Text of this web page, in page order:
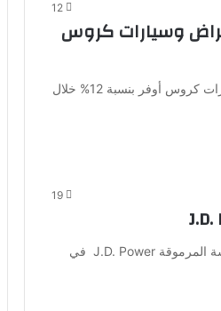
12
وسيارات كروس
أعلنت شركة نيسان عن زيادة في مبيعاتها العالمية للسيارات الرياضية المتعددة الأغراض وسيارات كروس أوفر بنسبة 12% خلال
19
حصلت لكزس على المركز الأول للسنة السابعة على التوالي في الدراسة التي أجرتها المؤسسة المرموقة J.D. Power في